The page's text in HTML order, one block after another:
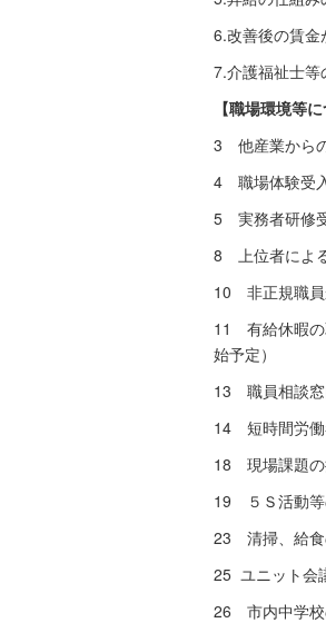
6.改善後の賃金
7.介護福祉士等
【職場環境等に
3 他産業から
4 職場体験受
5 実務者研修
8 上位者によ
10 非正規職員
11 有給休暇の
始予定）
13 職員相談窓
14 短時間労働
18 現場課題の
19 ５Ｓ活動等
23 清掃、給食
25 ユニット会
26 市内中学校